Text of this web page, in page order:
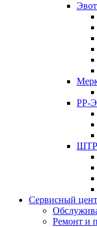
РР-
Сервисный
Ремонт и